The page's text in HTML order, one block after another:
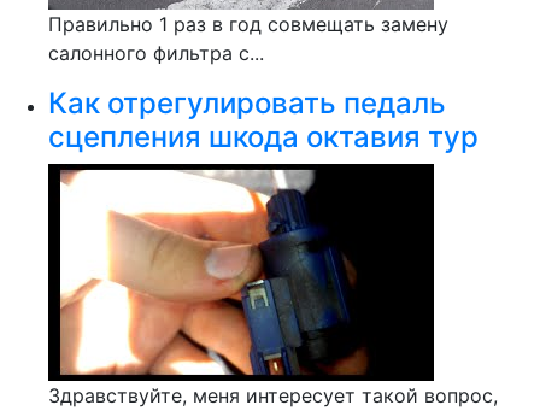
Правильно 1 раз в год совмещать замену
салонного фильтра с...
Как отрегулировать педаль
сцепления шкода октавия тур
Здравствуйте, меня интересует такой вопрос,